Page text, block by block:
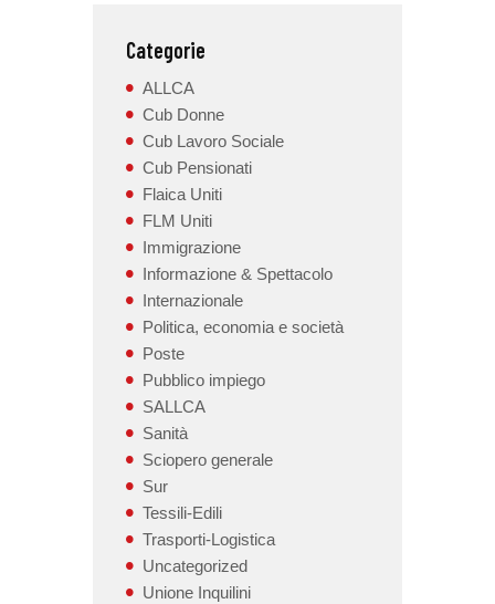
Categorie
ALLCA
Cub Donne
Cub Lavoro Sociale
Cub Pensionati
Flaica Uniti
FLM Uniti
Immigrazione
Informazione & Spettacolo
Internazionale
Politica, economia e società
Poste
Pubblico impiego
SALLCA
Sanità
Sciopero generale
Sur
Tessili-Edili
Trasporti-Logistica
Uncategorized
Unione Inquilini